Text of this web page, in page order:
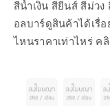
สีน้ำเงิน สียีนส์ สีม่ว
อลบาร์ดูสินค้าได้เรื่
ไหนราคาเท่าไหร่ ค